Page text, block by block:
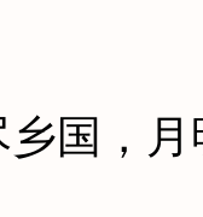
国，月